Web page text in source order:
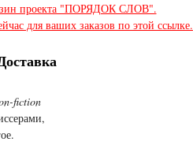
проекта "ПОРЯДОК СЛОВ".
для ваших заказов по этой ссылке.
fiction